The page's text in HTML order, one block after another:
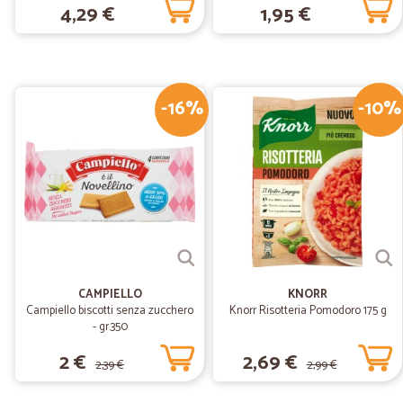
4,29 € 1,95 €
-16%
CAMPIELLO
Campiello biscotti senza zucchero
- gr.350
2 € 2,39 €
-10%
KNORR
Knorr Risotteria Pomodoro 175 g
2,69 € 2,99 €